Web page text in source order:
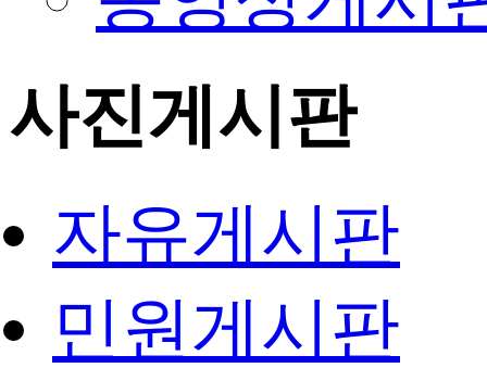
사진게시판
자유게시판
민원게시판